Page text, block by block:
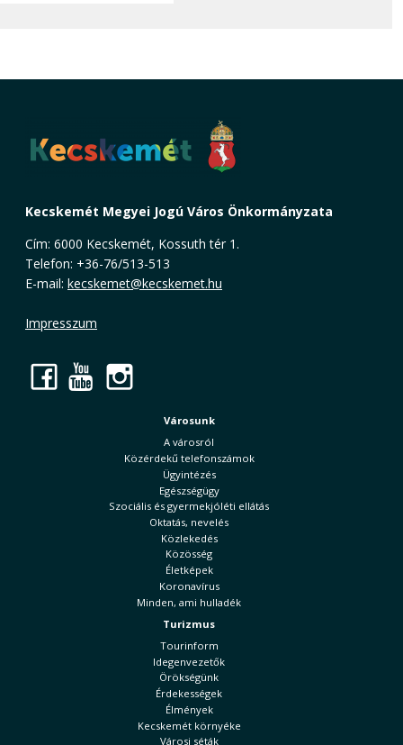
Kecskemét Megyei Jogú Város Önkormányzata
Cím: 6000 Kecskemét, Kossuth tér 1.
Telefon: +36-76/513-513
E-mail: kecskemet@kecskemet.hu
Impresszum
Facebook
YouTube
Városunk
A városról
Közérdekű telefonszámok
Ügyintézés
Egészségügy
Szociális és gyermekjóléti ellátás
Oktatás, nevelés
Közlekedés
Közösség
Életképek
Koronavírus
Minden, ami hulladék
Turizmus
Tourinform
Idegenvezetők
Örökségünk
Érdekességek
Élmények
Kecskemét környéke
Városi séták